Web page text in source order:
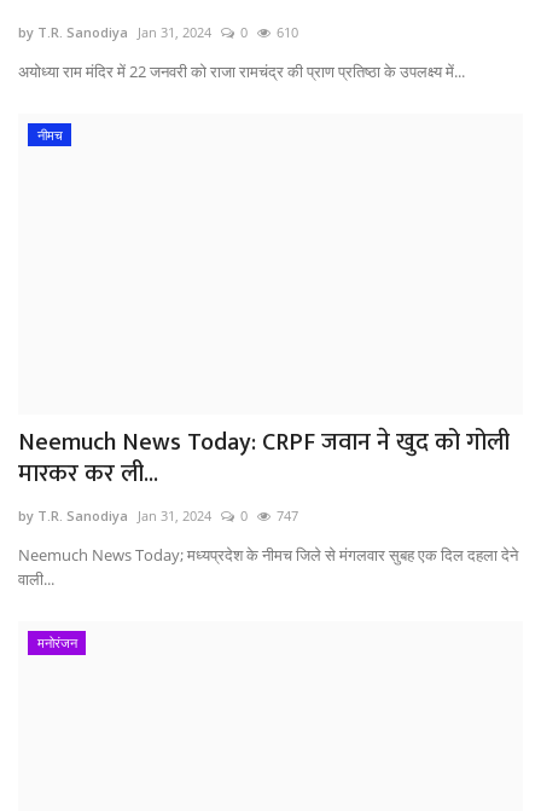
by T.R. Sanodiya Jan 31, 2024 0 610
अयोध्या राम मंदिर में 22 जनवरी को राजा रामचंद्र की प्राण प्रतिष्ठा के उपलक्ष्य में...
नीमच
Neemuch News Today: CRPF जवान ने खुद को गोली
मारकर कर ली...
by T.R. Sanodiya Jan 31, 2024 0 747
Neemuch News Today; मध्यप्रदेश के नीमच जिले से मंगलवार सुबह एक दिल दहला देने
वाली...
मनोरंजन